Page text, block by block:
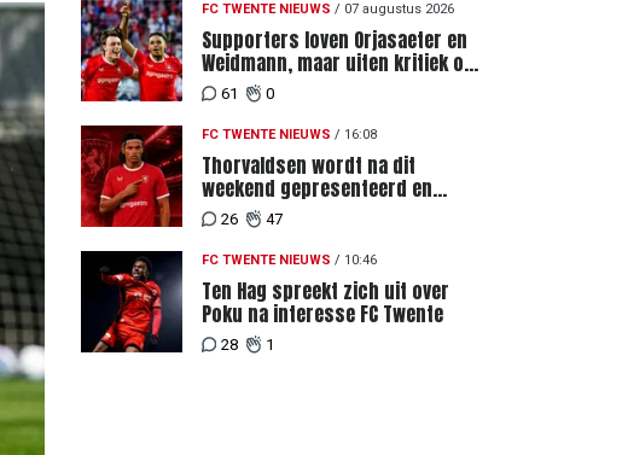
FC TWENTE NIEUWS / 07 augustus 2026
Supporters loven Orjasaeter en
Weidmann, maar uiten kritiek op
Weghorst na ruime zege op FC
DAC
61 0
FC TWENTE NIEUWS / 16:08
Thorvaldsen wordt na dit
weekend gepresenteerd en
tekent meerjarig contract bij FC
Twente
26 47
FC TWENTE NIEUWS / 10:46
Ten Hag spreekt zich uit over
Poku na interesse FC Twente
28 1